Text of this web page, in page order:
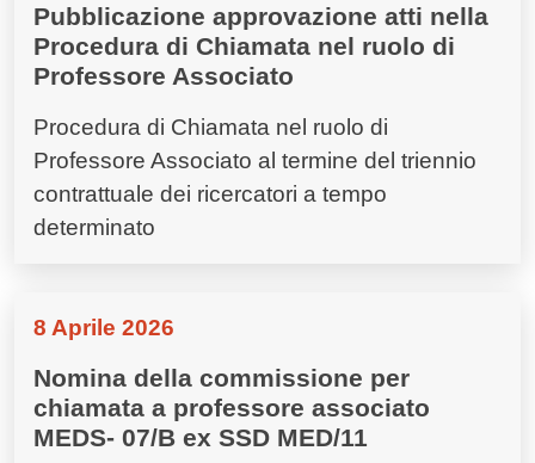
Pubblicazione approvazione atti nella
Procedura di Chiamata nel ruolo di
Professore Associato
Procedura di Chiamata nel ruolo di
Professore Associato al termine del triennio
contrattuale dei ricercatori a tempo
determinato
8 Aprile 2026
Nomina della commissione per
chiamata a professore associato
MEDS- 07/B ex SSD MED/11